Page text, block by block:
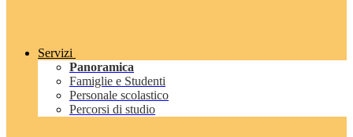
Servizi
Panoramica
Famiglie e Studenti
Personale scolastico
Percorsi di studio